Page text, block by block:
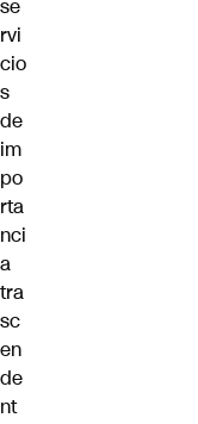
se
rvi
cio
s
de
im
po
rta
nci
a
tra
sc
en
de
nt